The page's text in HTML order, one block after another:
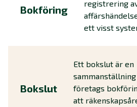
Bokföring
registrering
ett visst
Bokslut
Ett bokslut är en
företags
att